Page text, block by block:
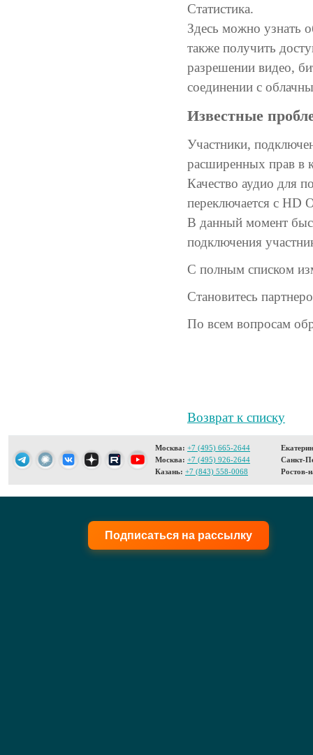
Статистика.
Здесь можно узнать
также получить
разрешении видео,
соединении с
Известные
Участники,
расширенных прав в
Качество аудио для
переключается с HD
В данный момент
подключения
С полным списком
Становитесь
По всем вопросам
Возврат к списку
Москва: +7 (495) 665-2644
Москва: +7 (495) 926-2644
Казань: +7 (843) 558-0068
Санкт-
Ростов-
Подписаться на рассылку